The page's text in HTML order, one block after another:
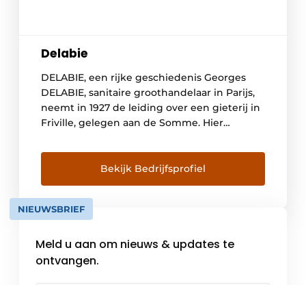
Delabie
DELABIE, een rijke geschiedenis Georges
DELABIE, sanitaire groothandelaar in Parijs,
neemt in 1927 de leiding over een gieterij in
Friville, gelegen aan de Somme. Hier
vloerhevels voor badkamers en keukens. De
volgende generaties streven steeds naar
een groei van het familiebedrijf, maar willen
de identiteit van het merk en de […]
Bekijk Bedrijfsprofiel
NIEUWSBRIEF
Meld u aan om nieuws & updates te
ontvangen.